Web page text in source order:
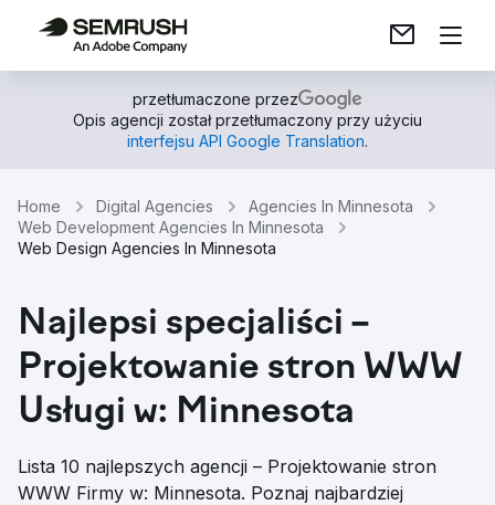
przetłumaczone przez
Opis agencji został przetłumaczony przy użyciu
interfejsu API Google Translation.
Home Digital Agencies
Agencies In Minnesota
Web Development Agencies In Minnesota
Web Design Agencies In Minnesota
Najlepsi specjaliści –
Projektowanie stron WWW
Usługi w: Minnesota
Lista 10 najlepszych agencji – Projektowanie stron
WWW Firmy w: Minnesota. Poznaj najbardziej